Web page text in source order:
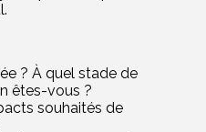
? À quel stade de
êtes-vous ?
souhaités de